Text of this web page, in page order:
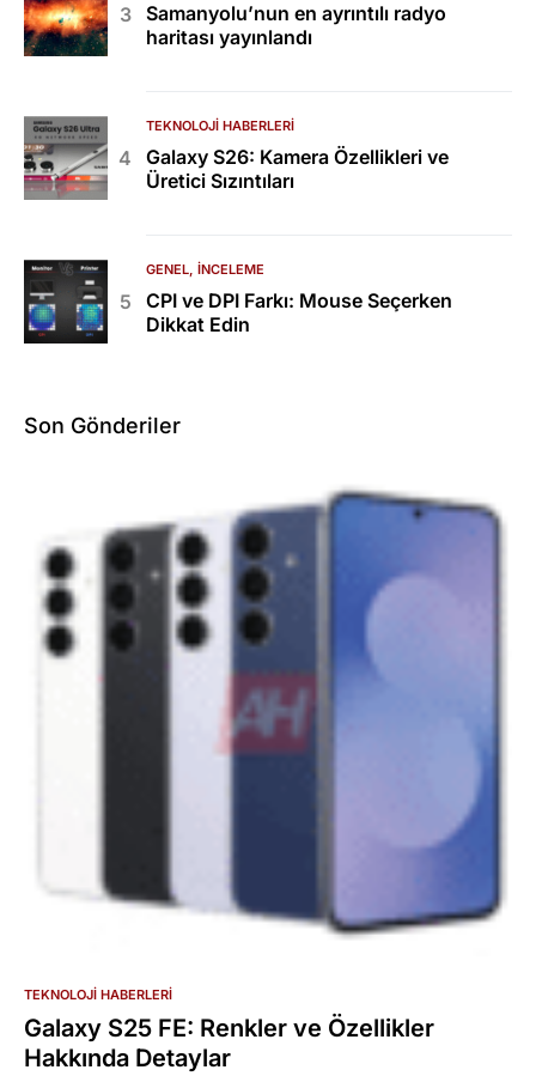
Samanyolu’nun en ayrıntılı radyo
haritası yayınlandı
TEKNOLOJI HABERLERI
Galaxy S26: Kamera Özellikleri ve
Üretici Sızıntıları
GENEL İNCELEME
CPI ve DPI Farkı: Mouse Seçerken
Dikkat Edin
Son Gönderiler
TEKNOLOJI HABERLERI
Galaxy S25 FE: Renkler ve Özellikler
Hakkında Detaylar